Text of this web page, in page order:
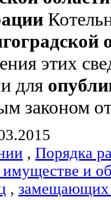
этих
для
законом
, Порядка
и
, замещающих